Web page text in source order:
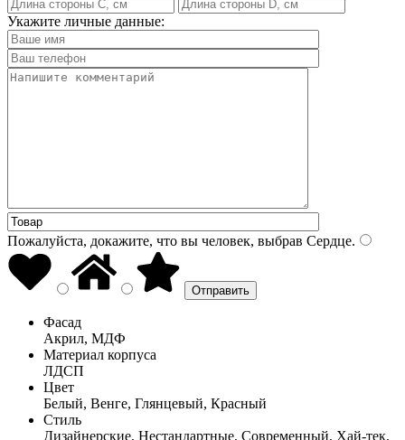
Укажите личные данные:
Пожалуйста, докажите, что вы человек, выбрав Сердце.
Фасад
Акрил, МДФ
Материал корпуса
ЛДСП
Цвет
Белый, Венге, Глянцевый, Красный
Стиль
Дизайнерские, Нестандартные, Современный, Хай-тек,